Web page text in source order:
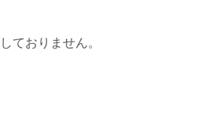
ておりません。